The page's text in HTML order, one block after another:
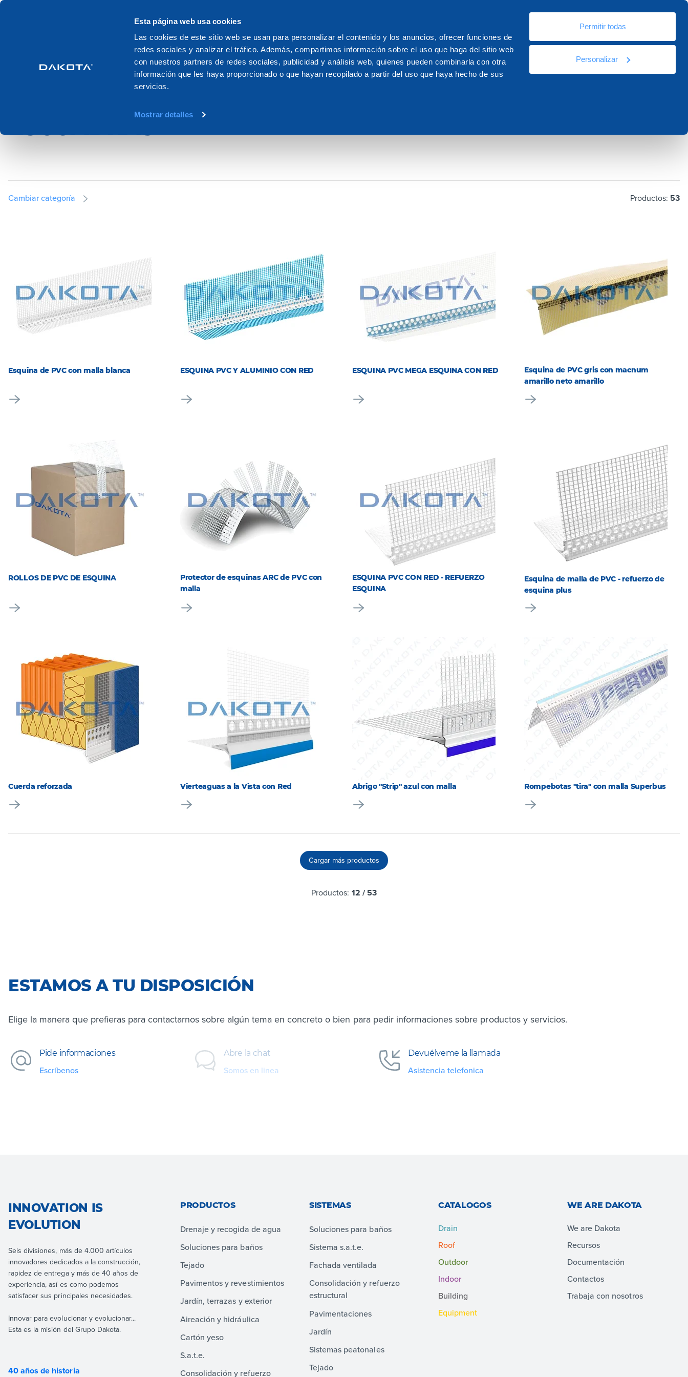
Esta página web usa cookies
Las cookies de este sitio web se usan para personalizar el contenido y los anuncios, ofrecer funciones de
redes sociales y analizar el tráfico. Además, compartimos información sobre el uso que haga del sitio web
con nuestros partners de redes sociales, publicidad y análisis web, quienes pueden combinarla con otra
información que les haya proporcionado o que hayan recopilado a partir del uso que haya hecho de sus
servicios.
Mostrar detalles
Permitir todas
Personalizar
Perfiles y bases de las escuadras
PERFILES Y BASES DE LAS
ESCUADRAS
Cambiar categoría Productos: 53
Esquina de PVC con malla blanca ESQUINA PVC Y ALUMINIO CON RED ESQUINA PVC MEGA ESQUINA CON RED
Esquina de PVC gris con macnum
amarillo neto amarillo
ROLLOS DE PVC DE ESQUINA
Protector de esquinas ARC de PVC con
malla
ESQUINA PVC CON RED - REFUERZO
ESQUINA
Esquina de malla de PVC - refuerzo de
esquina plus
Cuerda reforzada Vierteaguas a la Vista con Red Abrigo "Strip" azul con malla Rompebotas "tira" con malla Superbus
Cargar más productos
Productos: 12 / 53
ESTAMOS A TU DISPOSICIÓN
Elige la manera que prefieras para contactarnos sobre algún tema en concreto o bien para pedir informaciones sobre productos y servicios.
Pide informaciones
Escríbenos
Abre la chat
Somos en linea
Devuélveme la llamada
Asistencia telefonica
INNOVATION IS
EVOLUTION
Seis divisiones, más de 4.000 artículos
innovadores dedicados a la construcción,
rapidez de entrega y más de 40 años de
experiencia, así es como podemos
satisfacer sus principales necesidades.
Innovar para evolucionar y evolucionar...
Esta es la misión del Grupo Dakota.
40 años de historia
PRODUCTOS
Drenaje y recogida de agua
Soluciones para baños
Tejado
Pavimentos y revestimientos
Jardín, terrazas y exterior
Aireación y hidráulica
Cartón yeso
S.a.t.e.
Consolidación y refuerzo
SISTEMAS
Soluciones para baños
Sistema s.a.t.e.
Fachada ventilada
Consolidación y refuerzo
estructural
Pavimentaciones
Jardín
Sistemas peatonales
Tejado
CATALOGOS
Drain
Roof
Outdoor
Indoor
Building
Equipment
WE ARE DAKOTA
We are Dakota
Recursos
Documentación
Contactos
Trabaja con nosotros